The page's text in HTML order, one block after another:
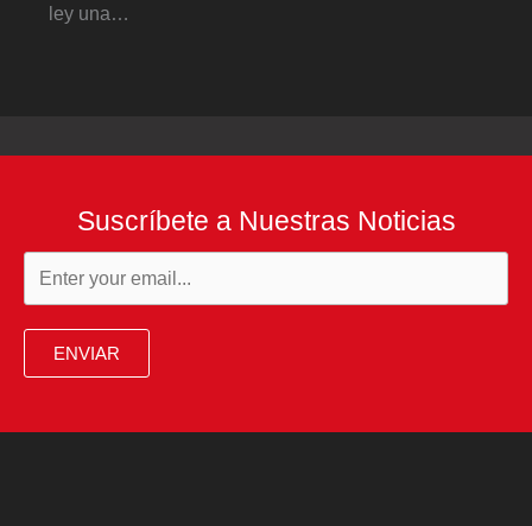
ley una…
Suscríbete a Nuestras Noticias
ENVIAR